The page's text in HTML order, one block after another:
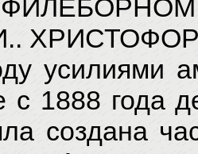
с 1888 года
создана